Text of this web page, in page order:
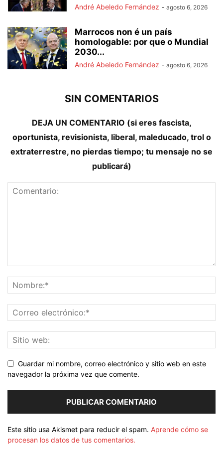
André Abeledo Fernández - agosto 6, 2026
Marrocos non é un país
homologable: por que o Mundial
2030...
André Abeledo Fernández - agosto 6, 2026
SIN COMENTARIOS
DEJA UN COMENTARIO (si eres fascista,
oportunista, revisionista, liberal, maleducado, trol o
extraterrestre, no pierdas tiempo; tu mensaje no se
publicará)
Guardar mi nombre, correo electrónico y sitio web en este
navegador la próxima vez que comente.
Este sitio usa Akismet para reducir el spam. Aprende cómo se
procesan los datos de tus comentarios.